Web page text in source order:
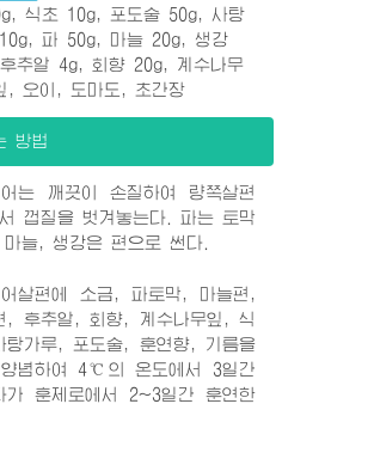
식초 10g, 포도술 50g, 사탕
파 50g, 마늘 20g, 생강
추알 4g, 회향 20g, 계수나무
, 오이, 도마도, 초간장
방법
는 깨끗이 손질하여 량쪽살편
껍질을 벗겨놓는다. 파는 토막
늘, 생강은 편으로 썬다.
살편에 소금, 파토막, 마늘편,
, 후추알, 회향, 계수나무잎, 식
탕가루, 포도술, 훈연향, 기름을
념하여 4℃의 온도에서 3일간
가 훈제로에서 2~3일간 훈연한